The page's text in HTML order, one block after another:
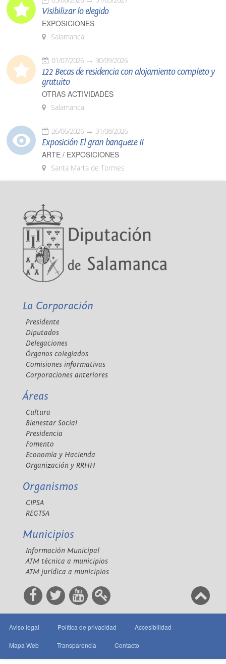
Visibilizar lo elegido
EXPOSICIONES
Salamanca
01/07/2026 30/09/2026
122 Becas de residencia con alojamiento completo y
gratuito
OTRAS ACTIVIDADES
Salamanca
26/06/2026 31/08/2026
Exposición El gran banquete II
ARTE / EXPOSICIONES
Santa Marta de Tormes
La Corporación
Presidente
Diputados
Delegaciones
Órganos colegiados
Comisiones informativas
Corporaciones anteriores
Áreas
Cultura
Bienestar Social
Presidencia
Fomento
Economía y Hacienda
Organización y RRHH
Organismos
CIPSA
REGTSA
Municipios
Información Municipal
ATM técnica a municipios
ATM jurídica a municipios
Aviso legal Política de privacidad Accesibilidad
Mapa Web Transparencia Contacto